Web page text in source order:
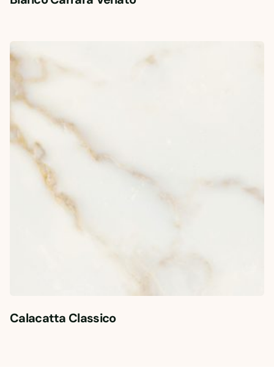
Calacatta Classico